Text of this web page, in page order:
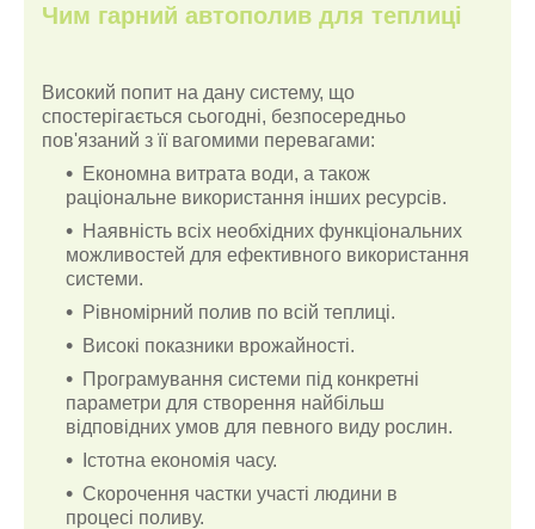
Чим гарний автополив для теплиці
Високий попит на дану систему, що
спостерігається сьогодні, безпосередньо
пов'язаний з її вагомими перевагами:
Економна витрата води, а також
раціональне використання інших ресурсів.
Наявність всіх необхідних функціональних
можливостей для ефективного використання
системи.
Рівномірний полив по всій теплиці.
Високі показники врожайності.
Програмування системи під конкретні
параметри для створення найбільш
відповідних умов для певного виду рослин.
Істотна економія часу.
Скорочення частки участі людини в
процесі поливу.